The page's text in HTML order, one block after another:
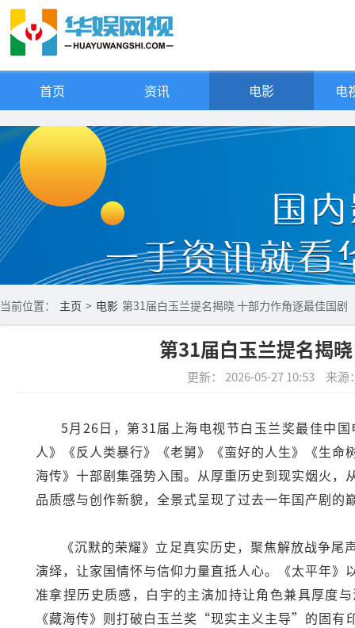
首页 资讯 电影 电
当前位置： 主页 > 电影 第31届白玉兰提名揭晓 十部力作角逐最佳国剧
第31届白玉兰提名揭
更新： 2026-05-27 10:53 来源
5月26日，第31届上海电视节白玉兰奖最佳中
人》《反人类暴行》《老舅》《蛮好的人生》《生
海传》十部剧集强势入围。从厚重历史到现实烟火
品质感与创作新貌，全景式呈现了过去一年国产剧的
《沉默的荣耀》立足真实历史，聚焦解放战争
演绎，让家国情怀与信仰力量直抵人心。《太平年
准拿捏历史质感，白宇的主演加持让角色兼具厚度
《藏海传》则打破白玉兰奖“现实主义主导”的固有